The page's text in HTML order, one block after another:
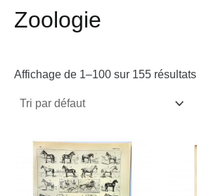
Zoologie
Affichage de 1–100 sur 155 résultats